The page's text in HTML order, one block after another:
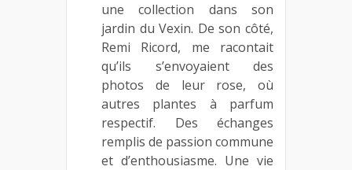
une collection dans son
jardin du Vexin. De son côté,
Remi Ricord, me racontait
qu’ils s’envoyaient des
photos de leur rose, où
autres plantes à parfum
respectif. Des échanges
remplis de passion commune
et d’enthousiasme. Une vie